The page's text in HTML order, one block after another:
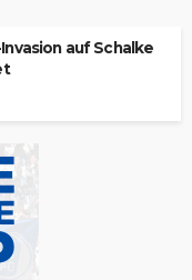
auf Schalke